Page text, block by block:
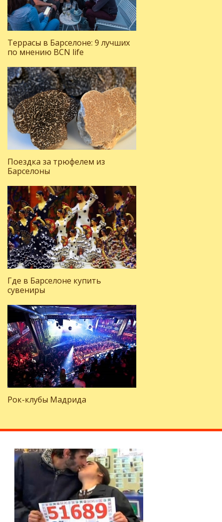
Террасы в Барселоне: 9 лучших
по мнению BCN life
Поездка за трюфелем из
Барселоны
Где в Барселоне купить
сувениры
Рок-клубы Мадрида